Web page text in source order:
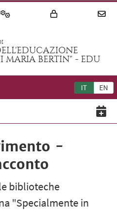
MARIA BERTIN" - EDU
IT EN
-
biblioteche
"Specialmente in